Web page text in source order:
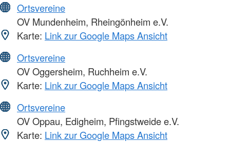
Ortsvereine
OV Mundenheim, Rheingönheim e.V.
Karte: Link zur Google Maps Ansicht
Ortsvereine
OV Oggersheim, Ruchheim e.V.
Karte: Link zur Google Maps Ansicht
Ortsvereine
OV Oppau, Edigheim, Pfingstweide e.V.
Karte: Link zur Google Maps Ansicht